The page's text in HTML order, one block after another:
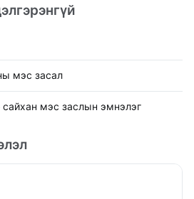
мэс засал
сайхан мэс заслын эмнэлэг